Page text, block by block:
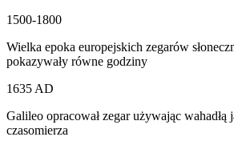
1500-1800
Wielka epoka europejskich zegarów
pokazywały równe godziny
1635 AD
Galileo opracował zegar używając wahadłą
czasomierza